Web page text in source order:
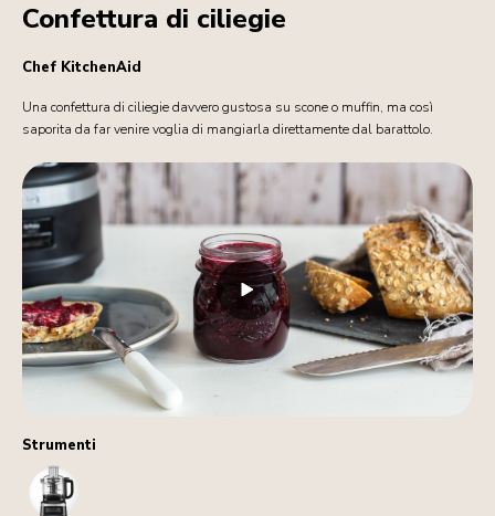
Strumenti
FoodProcessor
Confettura di ciliegie
Chef KitchenAid
Una confettura di ciliegie davvero gustosa su scone o muffin, ma così
saporita da far venire voglia di mangiarla direttamente dal barattolo.